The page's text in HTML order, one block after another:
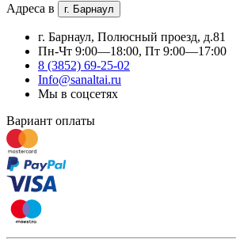
Адреса в г. Барнаул
г. Барнаул, Полюсный проезд, д.81
Пн-Чт 9:00—18:00, Пт 9:00—17:00
8 (3852) 69-25-02
Info@sanaltai.ru
Мы в соцсетях
Вариант оплаты